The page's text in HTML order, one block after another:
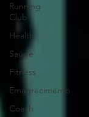
Running
Club
Health
Saúde
Fitness
Emagrecimento
Coach